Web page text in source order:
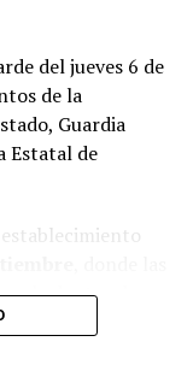
del jueves 6 de
de la
Guardia
Estatal de
dentro de
perros.